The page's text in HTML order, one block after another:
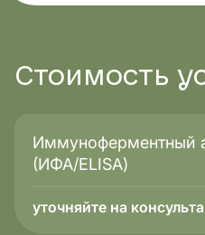
возбудителя. Важно
необходимости
вакцинации или лечения.
Аллергология и
состояния
метод в диагностике
Стоимость
Иммуноферментный
(ИФА/ELISA)
уточняйте на